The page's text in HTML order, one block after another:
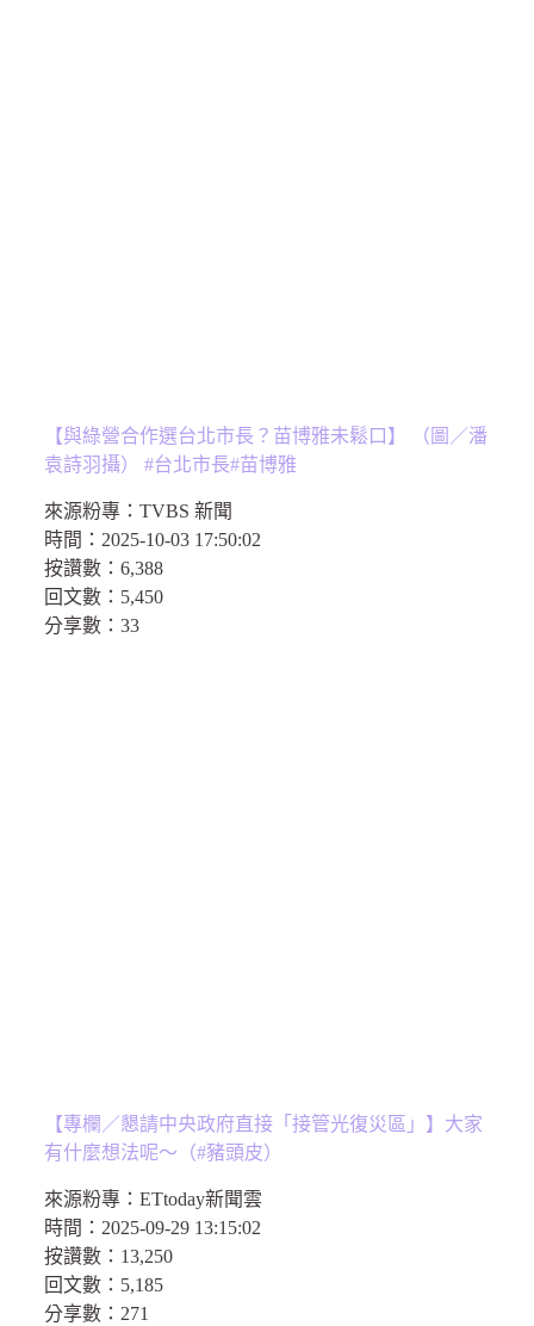
【與綠營合作選台北市長？苗博雅未鬆口】 （圖／潘
袁詩羽攝） #台北市長#苗博雅
來源粉專： TVBS 新聞
時間： 2025-10-03 17:50:02
按讚數： 6,388
回文數： 5,450
分享數：33
【專欄／懇請中央政府直接「接管光復災區」】大家
有什麼想法呢～（#豬頭皮）
來源粉專： ETtoday新聞雲
時間： 2025-09-29 13:15:02
按讚數： 13,250
回文數： 5,185
分享數： 271